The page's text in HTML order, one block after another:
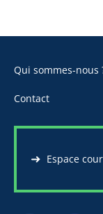
Qui sommes-nous
Contact
Espace